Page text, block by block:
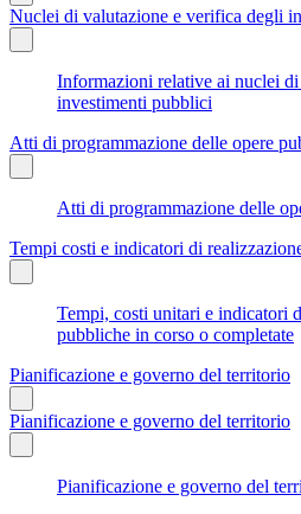
Nuclei di valutazione e verifica degli
Informazioni relative ai nuclei
investimenti pubblici
Atti di programmazione delle opere
Atti di programmazione delle
Tempi costi e indicatori di
Tempi, costi unitari e indicatori
pubbliche in corso o completate
Pianificazione e governo del territorio
Pianificazione e governo del territorio
Pianificazione e governo del